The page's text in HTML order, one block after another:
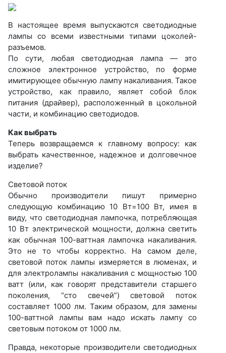
В настоящее время выпускаются светодиодные
лампы со всеми известными типами цоколей-
разъемов.
По сути, любая светодиодная лампа — это
сложное электронное устройство, по форме
имитирующее обычную лампу накаливания. Такое
устройство, как правило, являет собой блок
питания (драйвер), расположенный в цокольной
части, и комбинацию светодиодов.
Как выбрать
Теперь возвращаемся к главному вопросу: как
выбрать качественное, надежное и долговечное
изделие?
Световой поток
Обычно производители пишут примерно
следующую комбинацию 10 Вт=100 Вт, имея в
виду, что светодиодная лампочка, потребляющая
10 Вт электрической мощности, должна светить
как обычная 100-ваттная лампочка накаливания.
Это не то чтобы корректно. На самом деле,
световой поток лампы измеряется в люменах, и
для электролампы накаливания с мощностью 100
ватт (или, как говорят представители старшего
поколения, “сто свечей”) световой поток
составляет 1000 лм. Таким образом, для замены
100-ваттной лампы вам надо искать лампу со
световым потоком от 1000 лм.
Правда, некоторые производители светодиодных